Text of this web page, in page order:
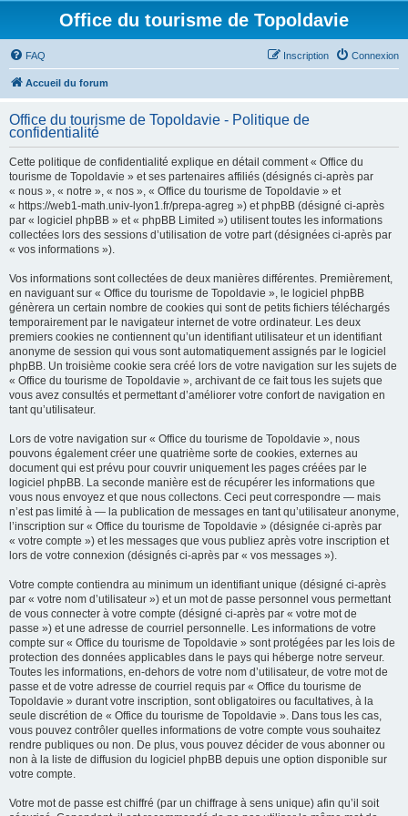
Office du tourisme de Topoldavie
FAQ Connexion
Inscription
Accueil du forum
Office du tourisme de Topoldavie - Politique de
confidentialité
Cette politique de confidentialité explique en détail comment « Office du
tourisme de Topoldavie » et ses partenaires affiliés (désignés ci-après par
« nous », « notre », « nos », « Office du tourisme de Topoldavie » et
« https://web1-math.univ-lyon1.fr/prepa-agreg ») et phpBB (désigné ci-après
par « logiciel phpBB » et « phpBB Limited ») utilisent toutes les informations
collectées lors des sessions d’utilisation de votre part (désignées ci-après par
« vos informations »).
Vos informations sont collectées de deux manières différentes. Premièrement,
en naviguant sur « Office du tourisme de Topoldavie », le logiciel phpBB
génèrera un certain nombre de cookies qui sont de petits fichiers téléchargés
temporairement par le navigateur internet de votre ordinateur. Les deux
premiers cookies ne contiennent qu’un identifiant utilisateur et un identifiant
anonyme de session qui vous sont automatiquement assignés par le logiciel
phpBB. Un troisième cookie sera créé lors de votre navigation sur les sujets de
« Office du tourisme de Topoldavie », archivant de ce fait tous les sujets que
vous avez consultés et permettant d’améliorer votre confort de navigation en
tant qu’utilisateur.
Lors de votre navigation sur « Office du tourisme de Topoldavie », nous
pouvons également créer une quatrième sorte de cookies, externes au
document qui est prévu pour couvrir uniquement les pages créées par le
logiciel phpBB. La seconde manière est de récupérer les informations que
vous nous envoyez et que nous collectons. Ceci peut correspondre — mais
n’est pas limité à — la publication de messages en tant qu’utilisateur anonyme,
l’inscription sur « Office du tourisme de Topoldavie » (désignée ci-après par
« votre compte ») et les messages que vous publiez après votre inscription et
lors de votre connexion (désignés ci-après par « vos messages »).
Votre compte contiendra au minimum un identifiant unique (désigné ci-après
par « votre nom d’utilisateur ») et un mot de passe personnel vous permettant
de vous connecter à votre compte (désigné ci-après par « votre mot de
passe ») et une adresse de courriel personnelle. Les informations de votre
compte sur « Office du tourisme de Topoldavie » sont protégées par les lois de
protection des données applicables dans le pays qui héberge notre serveur.
Toutes les informations, en-dehors de votre nom d’utilisateur, de votre mot de
passe et de votre adresse de courriel requis par « Office du tourisme de
Topoldavie » durant votre inscription, sont obligatoires ou facultatives, à la
seule discrétion de « Office du tourisme de Topoldavie ». Dans tous les cas,
vous pouvez contrôler quelles informations de votre compte vous souhaitez
rendre publiques ou non. De plus, vous pouvez décider de vous abonner ou
non à la liste de diffusion du logiciel phpBB depuis une option disponible sur
votre compte.
Votre mot de passe est chiffré (par un chiffrage à sens unique) afin qu’il soit